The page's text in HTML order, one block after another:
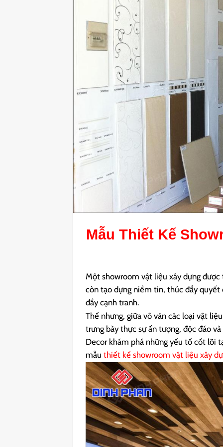
Mẫu Thiết Kế
Một showroom vật liệu xây dựng
còn tạo dựng niềm tin, thúc đẩy
đầy cạnh tranh.
Thế nhưng, giữa vô vàn các loại vật
trưng bày thực sự ấn tượng, độc đáo
Decor khám phá những yếu tố cốt lõi
mẫuthiết kế showroom vật liệu xây